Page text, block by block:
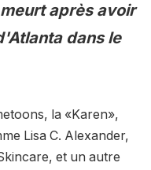
après avoir
dans le
la «Karen»,
Lisa C. Alexander,
et un autre